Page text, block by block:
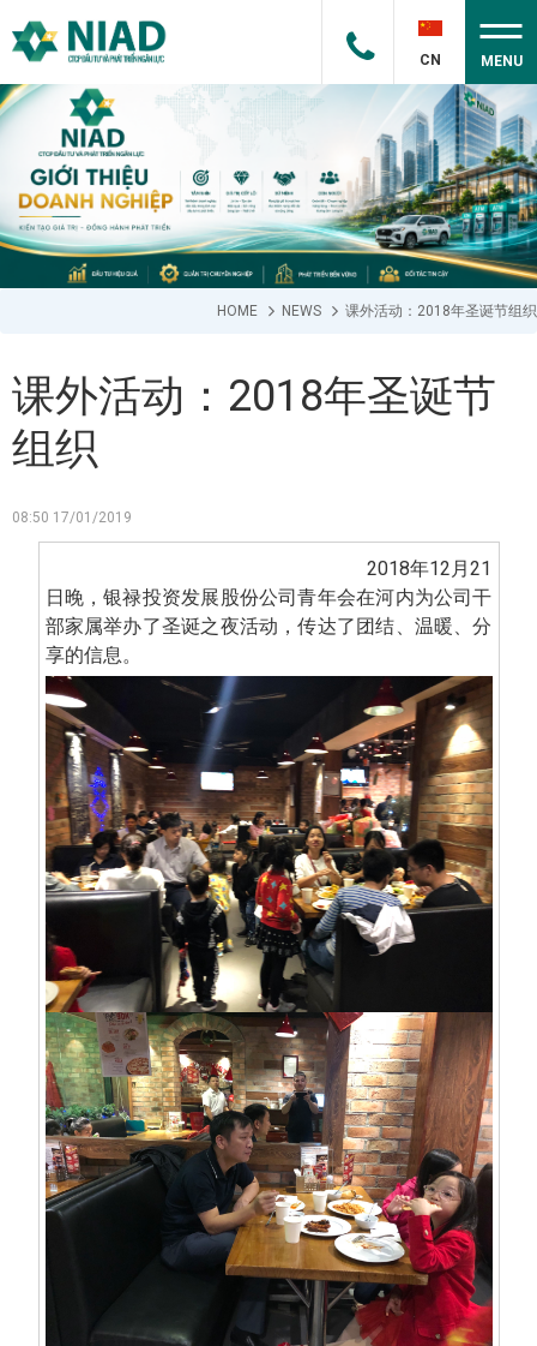
CN MENU
HOME NEWS 课外活动：2018年圣诞节组织
课外活动：2018年圣诞节
组织
08:50 17/01/2019
2018年12月21
日晚，银禄投资发展股份公司青年会在河内为公司干
部家属举办了圣诞之夜活动，传达了团结、温暖、分
享的信息。